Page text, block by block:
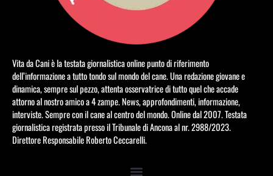
Vita da Cani è la testata giornalistica online punto di riferimento
dell’informazione a tutto tondo sul mondo del cane. Una redazione giovane e
dinamica, sempre sul pezzo, attenta osservatrice di tutto quel che accade
attorno al nostro amico a 4 zampe. News, approfondimenti, informazione,
interviste. Sempre con il cane al centro del mondo. Online dal 2007. Testata
giornalistica registrata presso il Tribunale di Ancona al nr. 2988/2023.
Direttore Responsabile Roberto Ceccarelli.